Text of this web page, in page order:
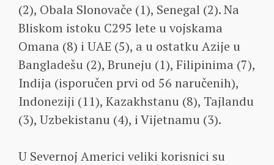
(2), Obala Slonovače (1), Senegal (2). Na
Bliskom istoku C295 lete u vojskama
Omana (8) i UAE (5), a u ostatku Azije u
Bangladešu (2), Bruneju (1), Filipinima (7),
Indija (isporučen prvi od 56 naručenih),
Indoneziji (11), Kazakhstanu (8), Tajlandu
(3), Uzbekistanu (4), i Vijetnamu (3).
U Severnoj Americi veliki korisnici su